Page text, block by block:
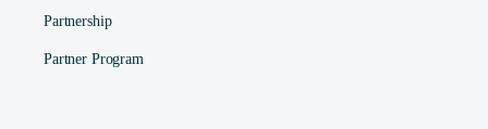
Partnership
Partner Program